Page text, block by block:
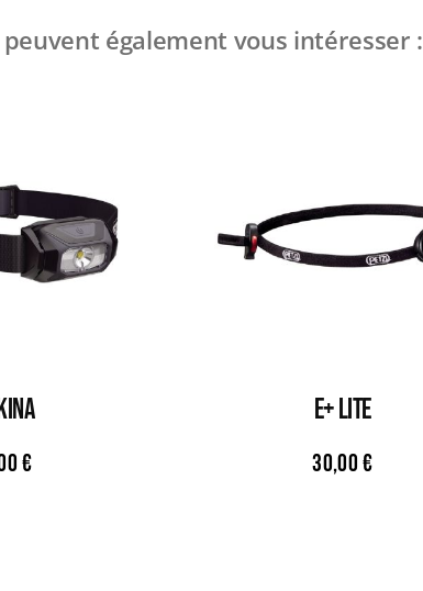
également vous intéresser :
€
E+ LITE
30,00€